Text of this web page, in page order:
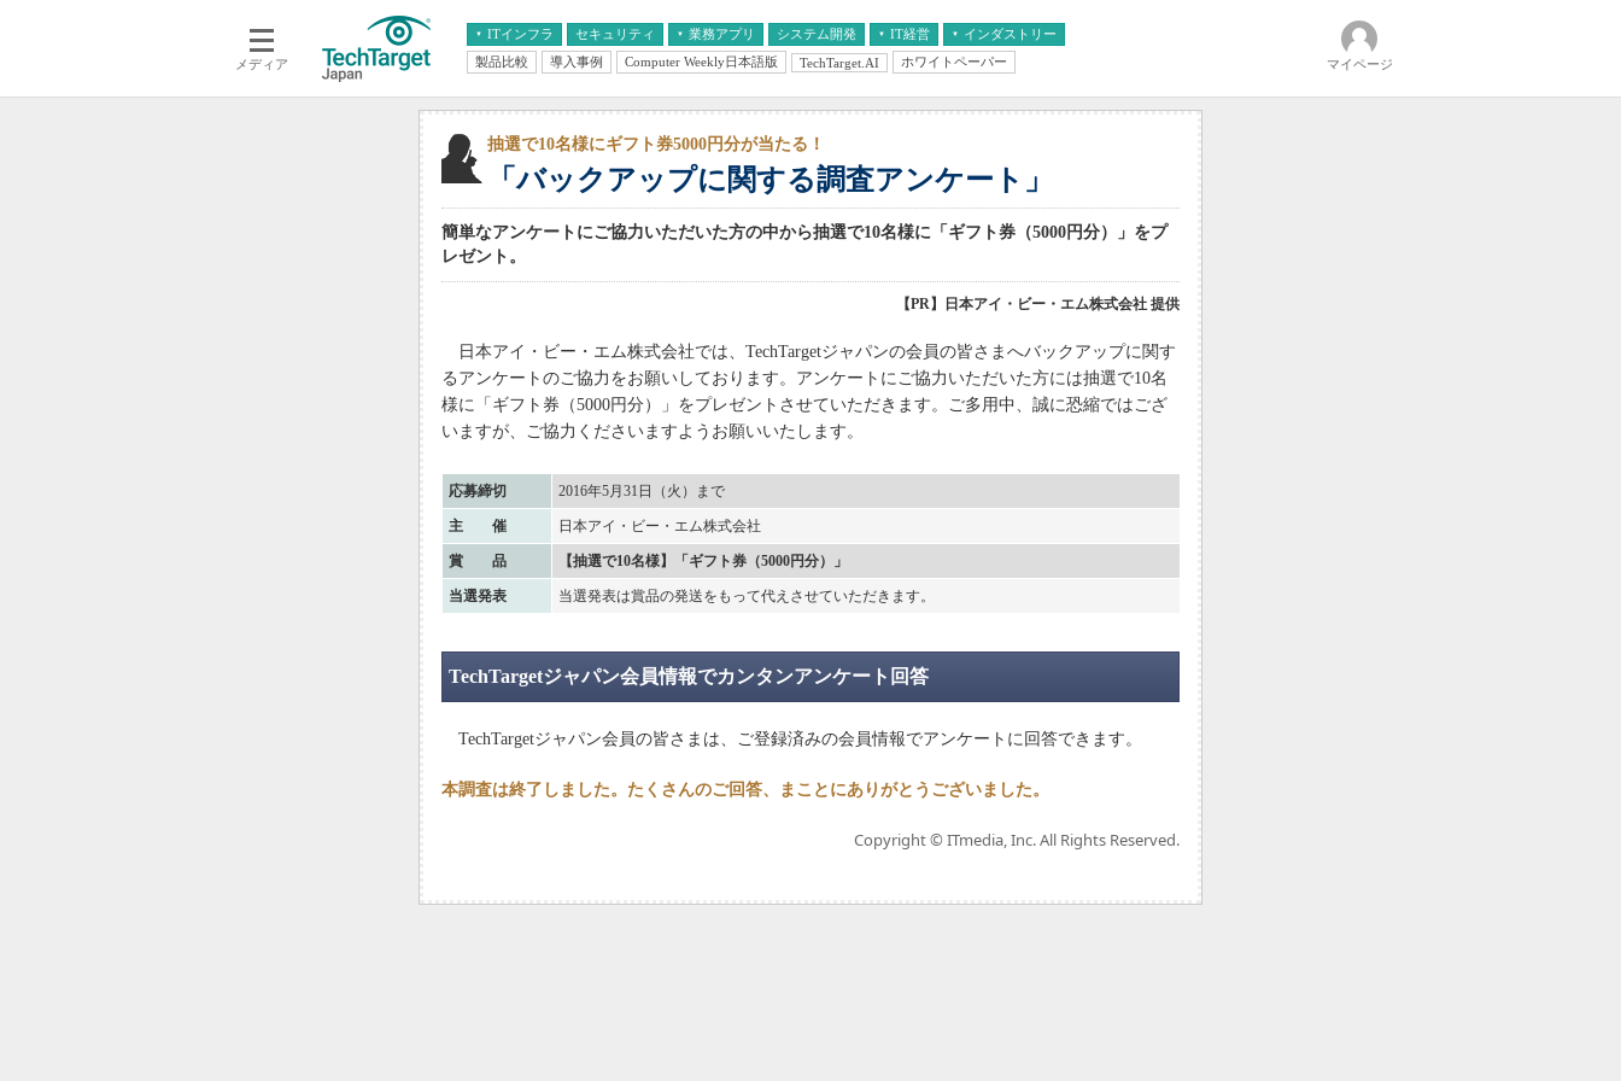
メディア
ITインフラ
クラウド
セキュリティ 業務アプリ
エンタープライズAI
ERP
データ分析
情報系システム
システム開発 IT経営
経営とIT
インダストリー
医療IT
製品比較 導入事例 Computer Weekly日本語版 TechTarget.AI ホワイトペーパー マイページ
「バックアップに関する調査アンケート」
抽選で10名様にギフト券5000円分が当たる！
簡単なアンケートにご協力いただいた方の中から抽選で10名様に「ギフト券（5000円分）」をプ
レゼント。
【PR】日本アイ・ビー・エム株式会社 提供
日本アイ・ビー・エム株式会社では、TechTargetジャパンの会員の皆さまへバックアップに関す
るアンケートのご協力をお願いしております。アンケートにご協力いただいた方には抽選で10名
様に「ギフト券（5000円分）」をプレゼントさせていただきます。ご多用中、誠に恐縮ではござ
いますが、ご協力くださいますようお願いいたします。
応募締切 2016年5月31日（火）まで
主 催 日本アイ・ビー・エム株式会社
賞 品 【抽選で10名様】「ギフト券（5000円分）」
当選発表 当選発表は賞品の発送をもって代えさせていただきます。
TechTargetジャパン会員情報でカンタンアンケート回答
TechTargetジャパン会員の皆さまは、ご登録済みの会員情報でアンケートに回答できます。
本調査は終了しました。たくさんのご回答、まことにありがとうございました。
Copyright © ITmedia, Inc. All Rights Reserved.